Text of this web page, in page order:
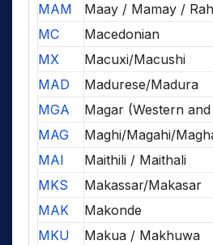
MAM
Maay / Mamay /
MC
Macedonian
MX
Macuxi/Macushi
MAD
Madurese/Madura
MGA
Magar (Western
MAG
Maghi/Magahi/
MAI
Maithili / Maithali
MKS
Makassar/Makasar
MAK
Makonde
MKU
Makua / Makhuwa